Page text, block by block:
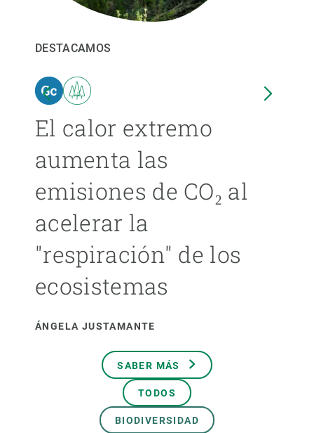
DESTACAMOS
El calor extremo
aumenta las
emisiones de CO₂ al
acelerar la
"respiración" de los
ecosistemas
ÁNGELA JUSTAMANTE
SABER MÁS
TODOS
BIODIVERSIDAD